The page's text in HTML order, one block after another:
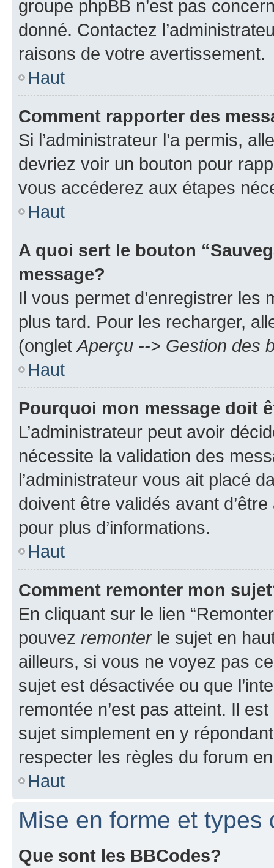
groupe phpBB n’est pas
donné. Contactez
raisons de votre avertissement.
Haut
Comment rapporter des
Si l’administrateur l’a permis,
devriez voir un bouton pour
vous accéderez aux étapes
Haut
A quoi sert le bouton
message?
Il vous permet d’enregistrer
plus tard. Pour les recharger,
(onglet Aperçu --> Gestion des
Haut
Pourquoi mon message doit
L’administrateur peut avoir
nécessite la validation des
l’administrateur vous ait placé
doivent être validés avant
pour plus d’informations.
Haut
Comment remonter mon
En cliquant sur le lien
pouvez remonterle sujet en
ailleurs, si vous ne voyez pas
sujet est désactivée ou que
remontée n’est pas atteint. Il
sujet simplement en y
respecter les règles du forum
Haut
Mise en forme et types
Que sont les BBCodes?